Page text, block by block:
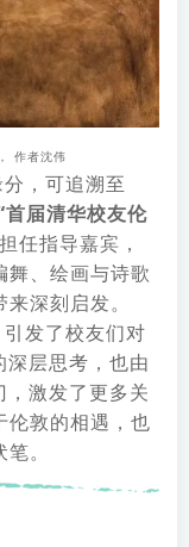
作者沈伟
，可追溯至
首届清华校友伦
任指导嘉宾，
舞、绘画与诗歌
深刻启发。
发了校友们对
深层思考，也由
，激发了更多关
伦敦的相遇，也
。